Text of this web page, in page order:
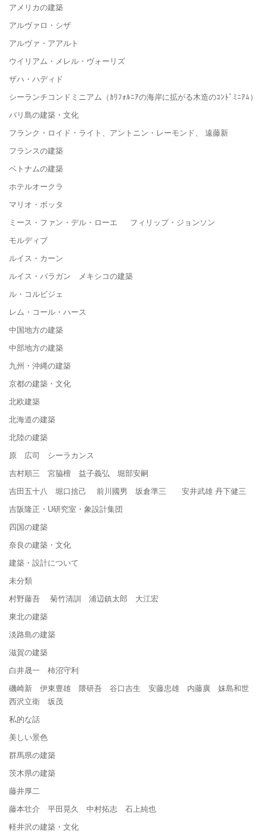
アメリカの建築
アルヴァロ・シザ
アルヴァ・アアルト
ウイリアム・メレル・ヴォーリズ
ザハ・ハディド
シーランチコンドミニアム（ｶﾘﾌｫﾙﾆｱの海岸に拡がる木造のｺﾝﾄﾞﾐﾆｱﾑ）
バリ島の建築・文化
フランク・ロイド・ライト、アントニン・レーモンド、 遠藤新
フランスの建築
ベトナムの建築
ホテルオークラ
マリオ・ボッタ
ミース・ファン・デル・ローエ フィリップ・ジョンソン
モルディブ
ルイス・カーン
ルイス・バラガン メキシコの建築
ル・コルビジェ
レム・コール・ハース
中国地方の建築
中部地方の建築
九州・沖縄の建築
京都の建築・文化
北欧建築
北海道の建築
北陸の建築
原 広司 シーラカンス
吉村順三 宮脇檀 益子義弘 堀部安嗣
吉田五十八 堀口捨己 前川國男 坂倉準三 安井武雄 丹下健三
吉阪隆正・U研究室・象設計集団
四国の建築
奈良の建築・文化
建築・設計について
未分類
村野藤吾 菊竹清訓 浦辺鎮太郎 大江宏
東北の建築
淡路島の建築
滋賀の建築
白井晟一 柿沼守利
磯崎新 伊東豊雄 隈研吾 谷口吉生 安藤忠雄 内藤廣 妹島和世
西沢立衛 坂茂
私的な話
美しい景色
群馬県の建築
茨木県の建築
藤井厚二
藤本壮介 平田晃久 中村拓志 石上純也
軽井沢の建築・文化